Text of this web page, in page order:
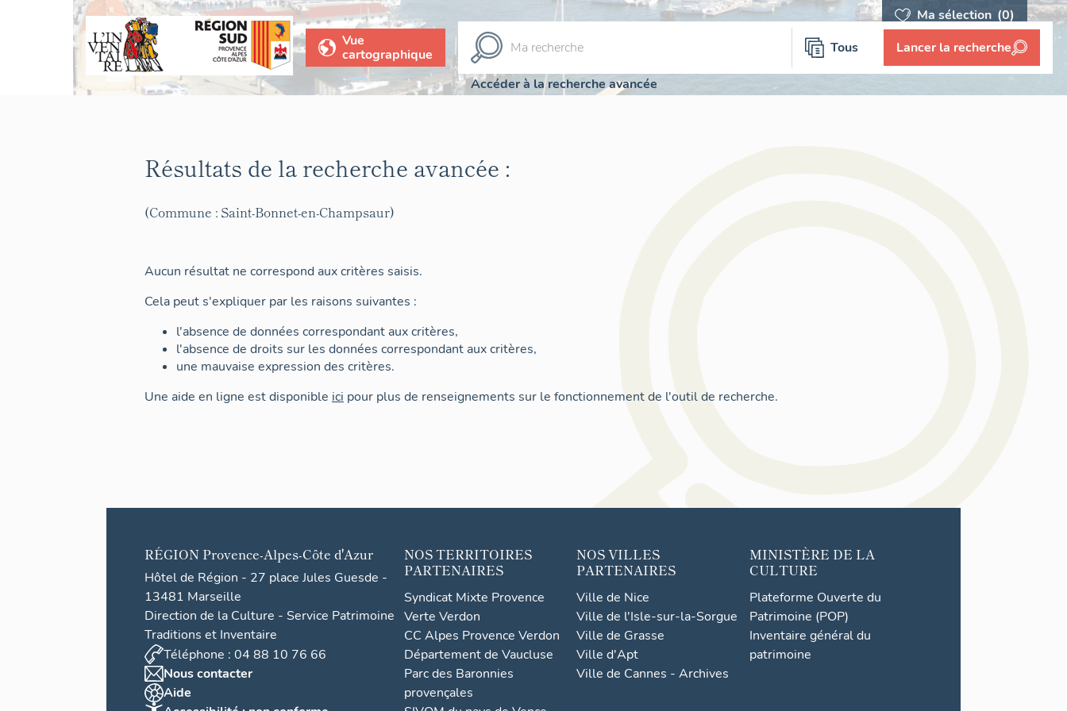
Ma sélection (0)
Vue
cartographique
Tous Lancer la recherche
Accéder à la recherche avancée
Résultats de la recherche avancée :
(Commune : Saint-Bonnet-en-Champsaur)
Aucun résultat ne correspond aux critères saisis.
Cela peut s'expliquer par les raisons suivantes :
l'absence de données correspondant aux critères,
l'absence de droits sur les données correspondant aux critères,
une mauvaise expression des critères.
Une aide en ligne est disponible ici pour plus de renseignements sur le fonctionnement de l'outil de recherche.
RÉGION Provence-Alpes-Côte d'Azur
Hôtel de Région - 27 place Jules Guesde -
13481 Marseille
Direction de la Culture - Service Patrimoine
Traditions et Inventaire
Téléphone : 04 88 10 76 66
Nous contacter
Aide
NOS TERRITOIRES
PARTENAIRES
Syndicat Mixte Provence
Verte Verdon
CC Alpes Provence Verdon
Département de Vaucluse
Parc des Baronnies
provençales
NOS VILLES
PARTENAIRES
Ville de Nice
Ville de l'Isle-sur-la-Sorgue
Ville de Grasse
Ville d'Apt
Ville de Cannes - Archives
MINISTÈRE DE LA
CULTURE
Plateforme Ouverte du
Patrimoine (POP)
Inventaire général du
patrimoine